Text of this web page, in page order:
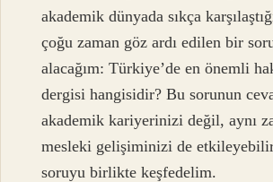
akademik dünyada sıkça
çoğu zaman göz ardı edilen bir
alacağım: Türkiye’de en önemli
dergisi hangisidir? Bu sorunun
akademik kariyerinizi değil, aynı
mesleki gelişiminizi de
soruyu birlikte keşfedelim.